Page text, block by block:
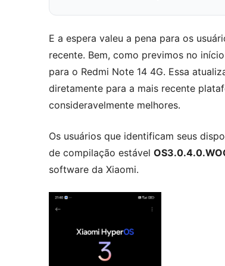
E a espera valeu a pena para os
recente. Bem, como previmos no
para o Redmi Note 14 4G. Essa
diretamente para a mais recente
consideravelmente melhores.
Os usuários que identificam seus
de compilação estável
software da Xiaomi.